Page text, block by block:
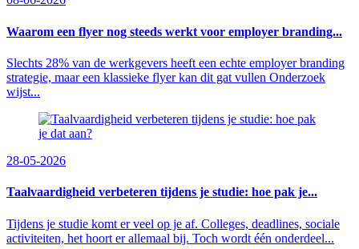
Waarom een flyer nog steeds werkt voor employer branding...
Slechts 28% van de werkgevers heeft een echte employer branding
strategie, maar een klassieke flyer kan dit gat vullen Onderzoek
wijst...
28-05-2026
Taalvaardigheid verbeteren tijdens je studie: hoe pak je...
Tijdens je studie komt er veel op je af. Colleges, deadlines, sociale
activiteiten, het hoort er allemaal bij. Toch wordt één onderdeel...